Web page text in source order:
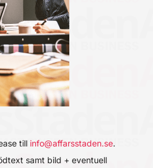
till info@affarsstaden.se.
samt bild + eventuell